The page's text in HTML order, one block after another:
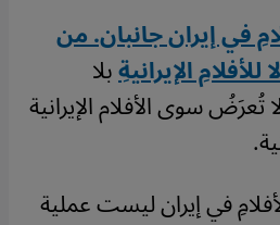
في إيران جانبان. من
الإيرانيةِبلا
تُعرَضُ سوى الأفلام الإيرانية
في إيران ليست عملية